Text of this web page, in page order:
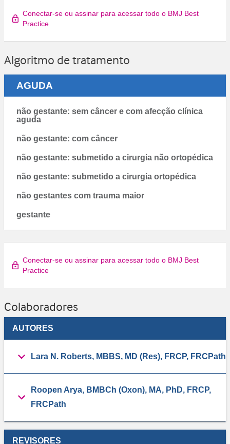
Conectar-se ou assinar para acessar todo o BMJ Best
Practice
Algoritmo de tratamento
AGUDA
não gestante: sem câncer e com afecção clínica
aguda
não gestante: com câncer
não gestante: submetido a cirurgia não ortopédica
não gestante: submetido a cirurgia ortopédica
não gestantes com trauma maior
gestante
Conectar-se ou assinar para acessar todo o BMJ Best
Practice
Colaboradores
AUTORES
Lara N. Roberts, MBBS, MD (Res), FRCP, FRCPath
Roopen Arya, BMBCh (Oxon), MA, PhD, FRCP,
FRCPath
REVISORES